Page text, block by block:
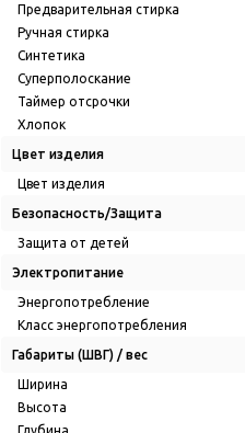
Предварительная стирка
Ручная стирка
Синтетика
Суперполоскание
Таймер отсрочки
Хлопок
Цвет изделия
Цвет изделия
Безопасность/Защита
Защита от детей
Электропитание
Энергопотребление
Класс энергопотребления
Габариты (ШВГ) / вес
Ширина
Высота
Глубина